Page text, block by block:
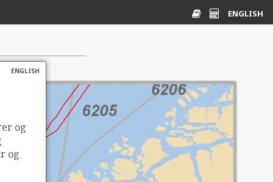
ENGLISH
og
og
ENGLISH